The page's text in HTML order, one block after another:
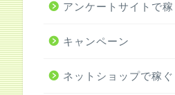
アンケートサイトで稼
キャンペーン
ネットショップで稼ぐ